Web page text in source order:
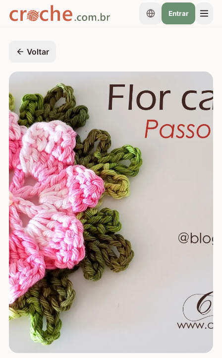
Entrar
Voltar